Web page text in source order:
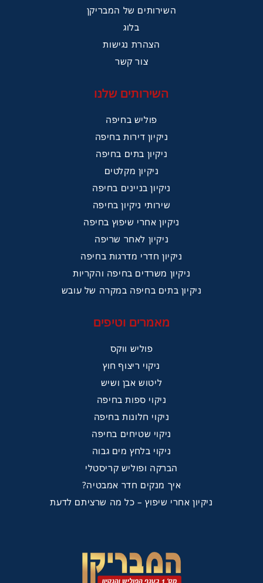
השירותים של המבריקן
בלוג
הצהרת נגישות
צור קשר
השירותים שלנו
פוליש בחיפה
ניקיון דירות בחיפה
ניקיון בתים בחיפה
ניקיון מקלטים
ניקיון בניינים בחיפה
שירותי ניקיון בחיפה
ניקיון אחרי שיפוץ בחיפה
ניקיון לאחר שריפה
ניקיון חדרי מדרגות בחיפה
ניקיון משרדים בחיפה והקריות
ניקיון בתים בחיפה במקרה של עובש
מאמרים וטיפים
פוליש ווקס
ניקוי ריצוף חוץ
ליטוש אבן ושיש
ניקוי ספות בחיפה
ניקוי חלונות בחיפה
ניקוי שטיחים בחיפה
ניקוי בלחץ מים גבוה
הברקה ופוליש קריסטלי
איך מנקים חדר אמבטיה?
ניקיון אחרי שיפוץ – כל מה שרציתם לדעת